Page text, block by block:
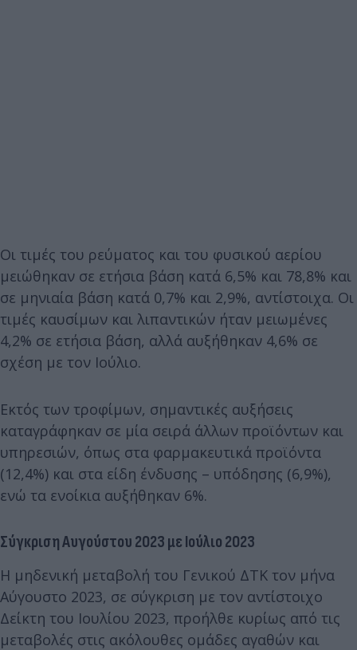
Οι τιμές του ρεύματος και του φυσικού αερίου
μειώθηκαν σε ετήσια βάση κατά 6,5% και 78,8% και
σε μηνιαία βάση κατά 0,7% και 2,9%, αντίστοιχα. Οι
τιμές καυσίμων και λιπαντικών ήταν μειωμένες
4,2% σε ετήσια βάση, αλλά αυξήθηκαν 4,6% σε
σχέση με τον Ιούλιο.
Εκτός των τροφίμων, σημαντικές αυξήσεις
καταγράφηκαν σε μία σειρά άλλων προϊόντων και
υπηρεσιών, όπως στα φαρμακευτικά προϊόντα
(12,4%) και στα είδη ένδυσης – υπόδησης (6,9%),
ενώ τα ενοίκια αυξήθηκαν 6%.
Σύγκριση Αυγούστου 2023 με Ιούλιο 2023
Η μηδενική μεταβολή του Γενικού ΔΤΚ τον μήνα
Αύγουστο 2023, σε σύγκριση με τον αντίστοιχο
Δείκτη του Ιουλίου 2023, προήλθε κυρίως από τις
μεταβολές στις ακόλουθες ομάδες αγαθών και